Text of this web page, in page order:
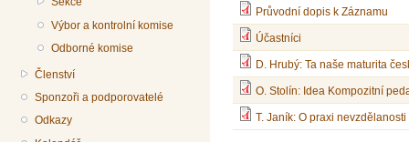
Výbor a kontrolní komise
Odborné komise
Členství
Sponzoři a podporovatelé
Odkazy
Průvodní dopis k Záznamu
Účastníci
D. Hrubý: Ta naše maturita
O. Stolín: Idea Kompozitní
T. Janík: O praxi